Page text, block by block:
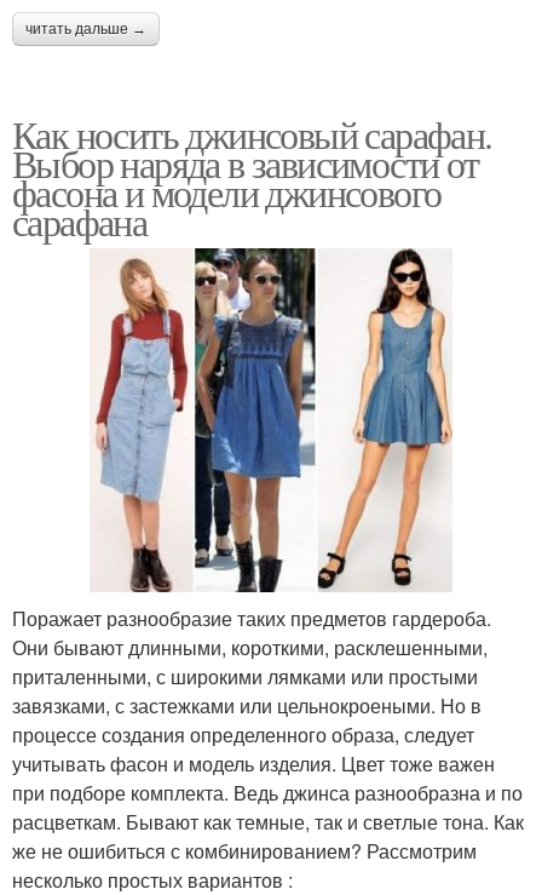
читать дальше →
Как носить джинсовый сарафан.
Выбор наряда в зависимости от
фасона и модели джинсового
сарафана
Поражает разнообразие таких предметов гардероба.
Они бывают длинными, короткими, расклешенными,
приталенными, с широкими лямками или простыми
завязками, с застежками или цельнокроеными. Но в
процессе создания определенного образа, следует
учитывать фасон и модель изделия. Цвет тоже важен
при подборе комплекта. Ведь джинса разнообразна и по
расцветкам. Бывают как темные, так и светлые тона. Как
же не ошибиться с комбинированием? Рассмотрим
несколько простых вариантов :